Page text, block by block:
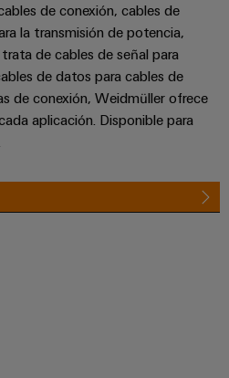
intuitiva,
sencilla y
de conexión, cables de
la transmisión de potencia,
de cables de señal para
de datos para cables de
de conexión, Weidmüller ofrece
aplicación. Disponible para